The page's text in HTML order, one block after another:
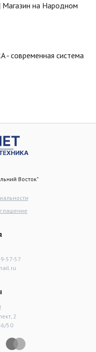
на Народном
система
Восток"
57-57
2
50